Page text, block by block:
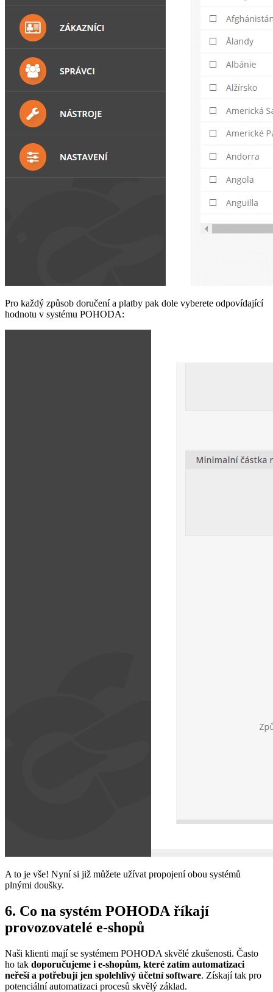
Pro každý způsob doručení a platby pak dole vyberete odpovídající
hodnotu v systému POHODA:
A to je vše! Nyní si již můžete užívat propojení obou systémů
plnými doušky.
6. Co na systém POHODA říkají
provozovatelé e-shopů
Naši klienti mají se systémem POHODA skvělé zkušenosti. Často
ho tak doporučujeme i e-shopům, které zatím automatizaci
neřeší a potřebují jen spolehlivý účetní software. Získají tak pro
potenciální automatizaci procesů skvělý základ.